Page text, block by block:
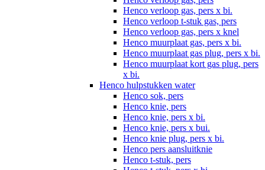
Henco verloop gas, pers x bi.
Henco verloop t-stuk gas, pers
Henco verloop gas, pers x knel
Henco muurplaat gas, pers x bi.
Henco muurplaat gas plug, pers x bi.
Henco muurplaat kort gas plug, pers
x bi.
Henco hulpstukken water
Henco sok, pers
Henco knie, pers
Henco knie, pers x bi.
Henco knie, pers x bui.
Henco knie plug, pers x bi.
Henco pers aansluitknie
Henco t-stuk, pers